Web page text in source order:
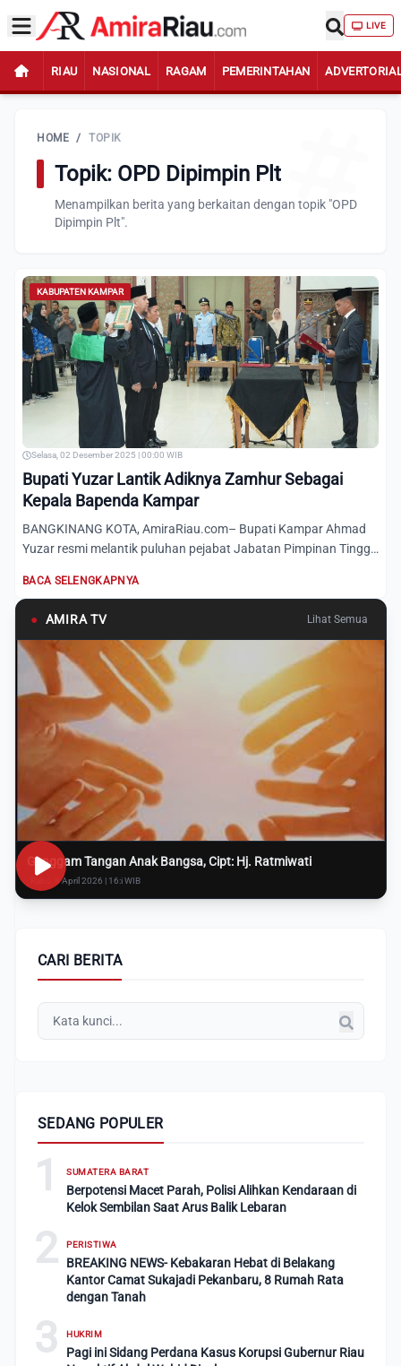
LIVE
RIAU NASIONAL RAGAM PEMERINTAHAN
HOME / TOPIK
Topik: OPD Dipimpin Plt
Menampilkan berita yang berkaitan dengan topik "OPD
Dipimpin Plt".
KABUPATEN KAMPAR
Selasa, 02 Desember 2025 | 00:00 WIB
Bupati Yuzar Lantik Adiknya Zamhur Sebagai
Kepala Bapenda Kampar
BANGKINANG KOTA, AmiraRiau.com– Bupati Kampar Ahmad
Yuzar resmi melantik puluhan pejabat Jabatan Pimpinan Tinggi
BACA SELENGKAPNYA
● AMIRA TV Lihat Semua
Genggam Tangan Anak Bangsa, Cipt: Hj. Ratmiwati
Rabu, 8 April 2026 | 16:i WIB
CARI BERITA
SEDANG POPULER
1 SUMATERA BARAT
Berpotensi Macet Parah, Polisi Alihkan Kendaraan di
Kelok Sembilan Saat Arus Balik Lebaran
2 PERISTIWA
BREAKING NEWS- Kebakaran Hebat di Belakang
Kantor Camat Sukajadi Pekanbaru, 8 Rumah Rata
dengan Tanah
3 HUKRIM
Pagi ini Sidang Perdana Kasus Korupsi Gubernur Riau